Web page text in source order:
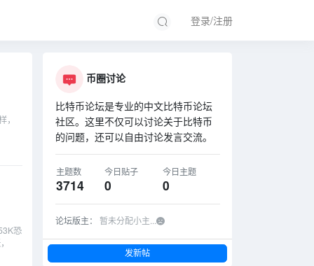
登录/注册
恐
币圈讨论
比特币论坛是专业的中文比特币论坛
社区。这里不仅可以讨论关于比特币
的问题，还可以自由讨论发言交流。
主题数
3714
今日贴子
0
今日主题
0
论坛版主： 暂未分配小主...
发新帖